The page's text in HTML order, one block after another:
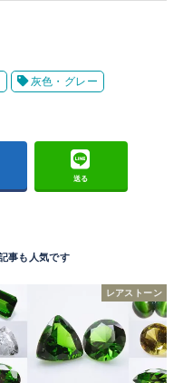
灰色・グレー
送る
レアストーン